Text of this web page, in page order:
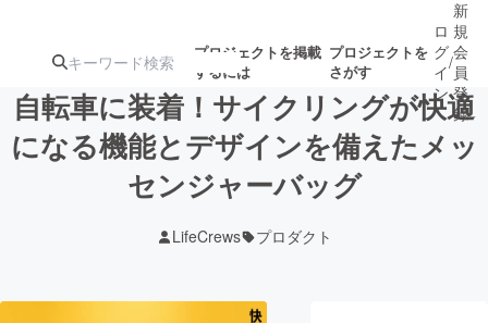
プロジェクトを掲載
するには
プロジェクトを
さがす
注目のリ 注目の新着プロ募集終了が近いプ
ロ
グ
イ
ン
/
新
規
会
員
登
録
自転車に装着！サイクリングが快適
になる機能とデザインを備えたメッ
センジャーバッグ
LifeCrews プロダクト